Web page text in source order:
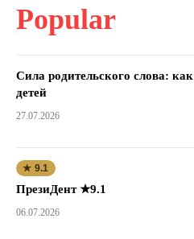
Popular
Сила родительского слова:
детей
27.07.2026
★ 9.1
ПрезиДент ★9.1
06.07.2026